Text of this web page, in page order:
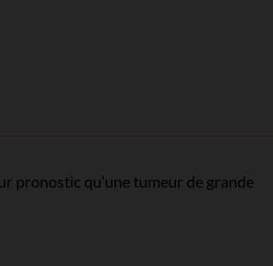
pronostic qu’une tumeur de grande